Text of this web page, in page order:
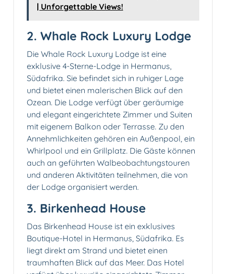
| Unforgettable Views!
2. Whale Rock Luxury Lodge
Die Whale Rock Luxury Lodge ist eine
exklusive 4-Sterne-Lodge in Hermanus,
Südafrika. Sie befindet sich in ruhiger Lage
und bietet einen malerischen Blick auf den
Ozean. Die Lodge verfügt über geräumige
und elegant eingerichtete Zimmer und Suiten
mit eigenem Balkon oder Terrasse. Zu den
Annehmlichkeiten gehören ein Außenpool, ein
Whirlpool und ein Grillplatz. Die Gäste können
auch an geführten Walbeobachtungstouren
und anderen Aktivitäten teilnehmen, die von
der Lodge organisiert werden.
3. Birkenhead House
Das Birkenhead House ist ein exklusives
Boutique-Hotel in Hermanus, Südafrika. Es
liegt direkt am Strand und bietet einen
traumhaften Blick auf das Meer. Das Hotel